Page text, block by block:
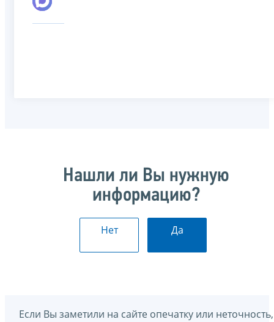
Нашли ли Вы нужную
информацию?
Нет Да
Если Вы заметили на сайте опечатку или неточность,